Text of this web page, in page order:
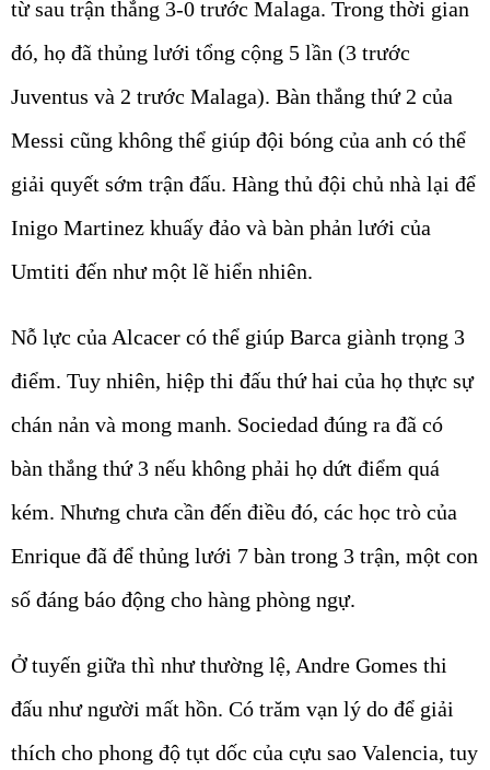
từ sau trận thắng 3-0 trước Malaga. Trong thời gian
đó, họ đã thủng lưới tổng cộng 5 lần (3 trước
Juventus và 2 trước Malaga). Bàn thắng thứ 2 của
Messi cũng không thể giúp đội bóng của anh có thể
giải quyết sớm trận đấu. Hàng thủ đội chủ nhà lại để
Inigo Martinez khuấy đảo và bàn phản lưới của
Umtiti đến như một lẽ hiển nhiên.
Nỗ lực của Alcacer có thể giúp Barca giành trọng 3
điểm. Tuy nhiên, hiệp thi đấu thứ hai của họ thực sự
chán nản và mong manh. Sociedad đúng ra đã có
bàn thắng thứ 3 nếu không phải họ dứt điểm quá
kém. Nhưng chưa cần đến điều đó, các học trò của
Enrique đã để thủng lưới 7 bàn trong 3 trận, một con
số đáng báo động cho hàng phòng ngự.
Ở tuyến giữa thì như thường lệ, Andre Gomes thi
đấu như người mất hồn. Có trăm vạn lý do để giải
thích cho phong độ tụt dốc của cựu sao Valencia, tuy